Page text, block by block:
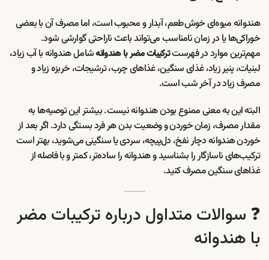
هندوانه میوه‌ای خوش‌طعم، آبدار و محبوب است، اما مصرف آن با بعضی
خوراکی‌ها یا در زمان نامناسب می‌تواند باعث ناراحتی گوارشی شود.
مهم‌ترین موارد در فهرستترکیبات مضر با هندوانهشامل هندوانه با آب زیاد،
لبنیات، پنیر زیاد، غذای سنگین، غذاهای چرب، ترشیجات، خربزه زیاد و
مصرف زیاد در آخر شب است.
البته این به معنی ممنوع بودن هندوانه نیست. بیشتر این توصیه‌ها به
مقدار مصرف، زمان خوردن و وضعیت بدن هر فرد بستگی دارد. اگر بعد از
خوردن هندوانه دچار نفخ، دل‌پیچه، سردی یا سنگینی می‌شوید، بهتر است
ترکیب‌های ناسازگار را بشناسید و هندوانه را ساده‌تر، کمتر و با فاصله از
غذاهای سنگین مصرف کنید.
❓ سوالات متداول درباره ترکیبات مضر
با هندوانه